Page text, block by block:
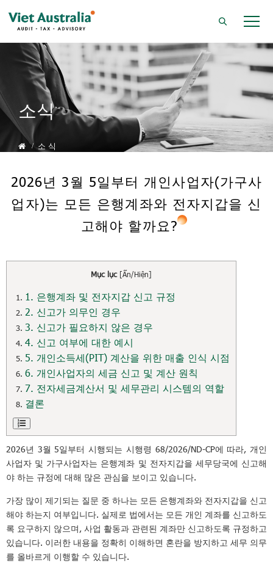
소식
소 식
2026년 3월 5일부터 개인사업자(가구사
업자)는 모든 은행계좌와 전자지갑을 신
고해야 할까요?
Mục lục [Ẩn/Hiện]
1. 은행계좌 및 전자지갑 신고 규정
2. 신고가 의무인 경우
3. 신고가 필요하지 않은 경우
4. 신고 여부에 대한 예시
5. 개인소득세(PIT) 계산을 위한 매출 인식 시점
6. 개인사업자의 세금 신고 및 계산 원칙
7. 전자세금계산서 및 세무관리 시스템의 역할
결론
2026년 3월 5일부터 시행되는 시행령 68/2026/ND-CP에 따라, 개인
사업자 및 가구사업자는 은행계좌 및 전자지갑을 세무당국에 신고해
야 하는 규정에 대해 많은 관심을 보이고 있습니다.
가장 많이 제기되는 질문 중 하나는 모든 은행계좌와 전자지갑을 신고
해야 하는지 여부입니다. 실제로 법에서는 모든 개인 계좌를 신고하도
록 요구하지 않으며, 사업 활동과 관련된 계좌만 신고하도록 규정하고
있습니다. 이러한 내용을 정확히 이해하면 혼란을 방지하고 세무 의무
를 올바르게 이행할 수 있습니다.